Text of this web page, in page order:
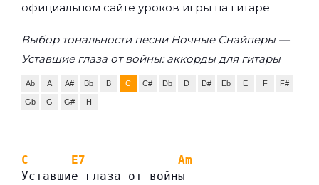
официальном сайте уроков игры на гитаре
Выбор тональности песни Ночные Снайперы —
Уставшие глаза от войны: аккорды для гитары
Ab A A# Bb B C C# Db D D# Eb E F F#
Gb G G# H
C E7
Am
Уставшие глаза от войны